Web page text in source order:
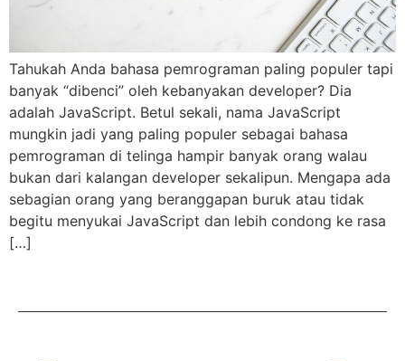
Tahukah Anda bahasa pemrograman paling populer tapi
banyak “dibenci” oleh kebanyakan developer? Dia
adalah JavaScript. Betul sekali, nama JavaScript
mungkin jadi yang paling populer sebagai bahasa
pemrograman di telinga hampir banyak orang walau
bukan dari kalangan developer sekalipun. Mengapa ada
sebagian orang yang beranggapan buruk atau tidak
begitu menyukai JavaScript dan lebih condong ke rasa
[…]